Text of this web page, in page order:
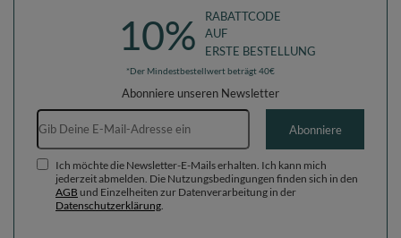
10%
RABATTCODE
AUF
ERSTE BESTELLUNG
*Der Mindestbestellwert beträgt 40€
Abonniere unseren Newsletter
E-Mail-Adresse
Abonniere
Ich möchte die Newsletter-E-Mails erhalten. Ich kann mich
jederzeit abmelden. Die Nutzungsbedingungen finden sich in den
AGB und Einzelheiten zur Datenverarbeitung in der
Datenschutzerklärung